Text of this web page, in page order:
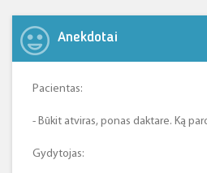
Anekdotai
Pacientas:
- Būkit atviras, ponas daktare. Ką
Gydytojas: